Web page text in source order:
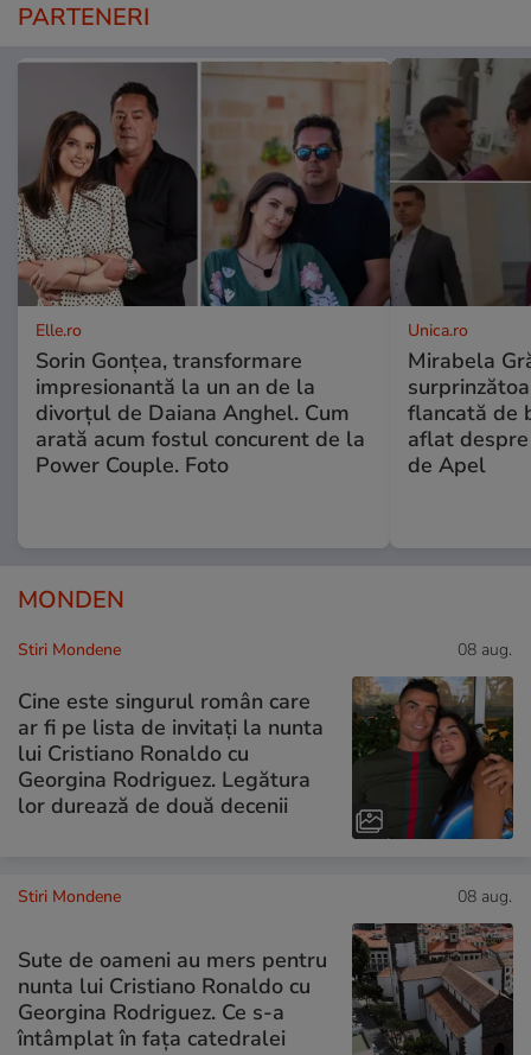
PARTENERI
Elle.ro
Sorin Gonțea, transformare
impresionantă la un an de la
divorțul de Daiana Anghel. Cum
arată acum fostul concurent de la
Power Couple. Foto
Unica.ro
Mirabela
flancată de
aflat
de Apel
MONDEN
Stiri Mondene 08 aug.
Cine este singurul român care
ar fi pe lista de invitați la nunta
lui Cristiano Ronaldo cu
Georgina Rodriguez. Legătura
lor durează de două decenii
Stiri Mondene 08 aug.
Sute de oameni au mers pentru
nunta lui Cristiano Ronaldo cu
Georgina Rodriguez. Ce s-a
întâmplat în fața catedralei